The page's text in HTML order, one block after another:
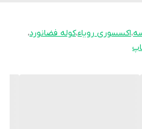
برای نظم‌دهی بهتر
برای راحتی بیشتر و کاهش فشار به،اکسسوری رویاء،کوله فضانورد،